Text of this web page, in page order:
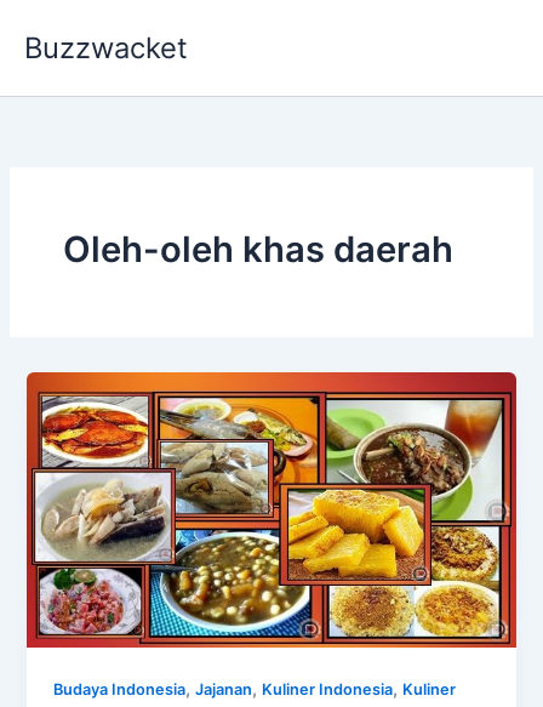
Buzzwacket
Oleh-oleh khas daerah
Budaya Indonesia,Jajanan, Kuliner Indonesia, Kuliner